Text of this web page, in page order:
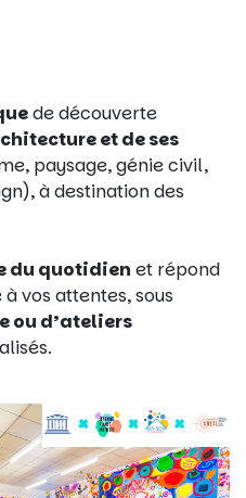
de découverte
et de ses
paysage, génie civil,
à destination des
du quotidien et répond
vos attentes, sous
ou d’ateliers